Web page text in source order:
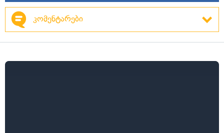
კომენტარები